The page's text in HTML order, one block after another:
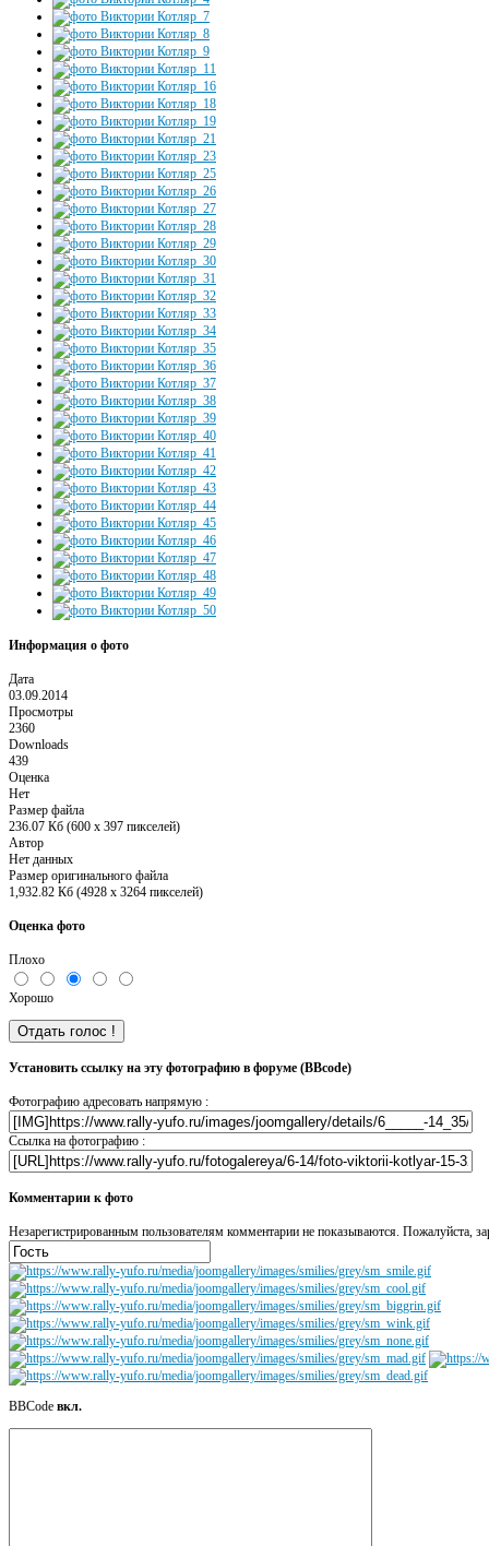
Информация о фото
Дата
03.09.2014
Просмотры
2360
Downloads
439
Оценка
Нет
Размер файла
236.07 Кб (600 x 397 пикселей)
Автор
Нет данных
Размер оригинального файла
1,932.82 Кб (4928 x 3264 пикселей)
Оценка фото
Плохо
Хорошо
Установить ссылку на эту фотографию в форуме (BBcode)
Фотографию адресовать напрямую :
Ссылка на фотографию :
Комментарии к фото
Незарегистрированным пользователям комментарии не показываются. Пожалуйста,
BBCode вкл.